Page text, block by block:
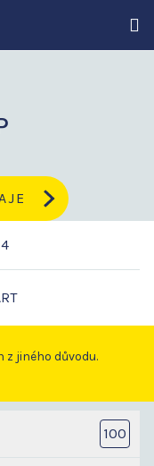
z jiného důvodu.
100